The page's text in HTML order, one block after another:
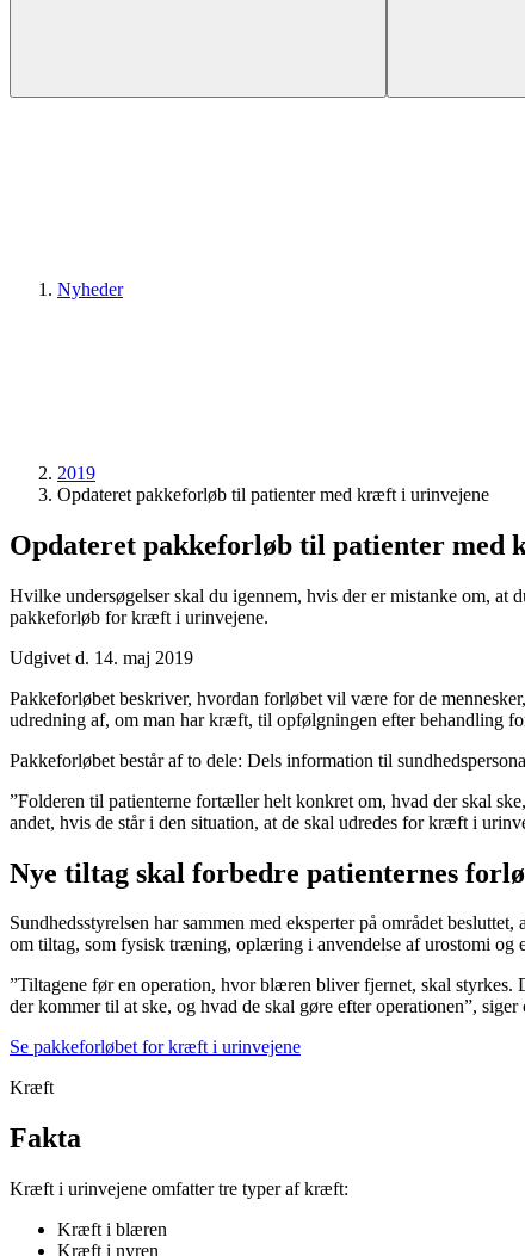
Nyheder
2019
Opdateret pakkeforløb til patienter med kræft i urinvejene
Opdateret pakkeforløb til patienter med
Hvilke undersøgelser skal du igennem, hvis der er mistanke om,
pakkeforløb for kræft i urinvejene.
Udgivet d. 14. maj 2019
Pakkeforløbet beskriver, hvordan forløbet vil være for de
udredning af, om man har kræft, til opfølgningen efter behandling
Pakkeforløbet består af to dele: Dels information til
”Folderen til patienterne fortæller helt konkret om, hvad der skal
andet, hvis de står i den situation, at de skal udredes for kræft i
Nye tiltag skal forbedre patienternes
Sundhedsstyrelsen har sammen med eksperter på området
om tiltag, som fysisk træning, oplæring i anvendelse af urostomi og
”Tiltagene før en operation, hvor blæren bliver fjernet, skal
der kommer til at ske, og hvad de skal gøre efter operationen”,
Se pakkeforløbet for kræft i urinvejene
Kræft
Fakta
Kræft i urinvejene omfatter tre typer af kræft:
Kræft i blæren
Kræft i nyren